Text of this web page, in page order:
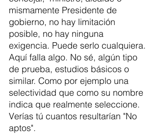
mismamente Presidente de
gobierno, no hay limitación
posible, no hay ninguna
exigencia. Puede serlo cualquiera.
Aquí falla algo. No sé, algún tipo
de prueba, estudios básicos o
similar. Como por ejemplo una
selectividad que como su nombre
indica que realmente seleccione.
Verías tú cuantos resultarían "No
aptos".